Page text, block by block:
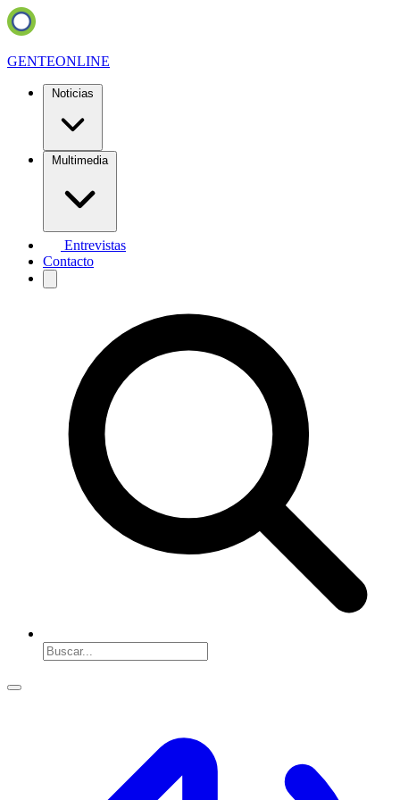
GENTEONLINE
Noticias
Multimedia
Entrevistas
Contacto